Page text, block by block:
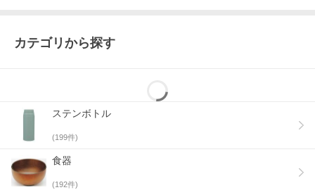
カテゴリから探す
ステンボトル
(199件)
食器
(192件)